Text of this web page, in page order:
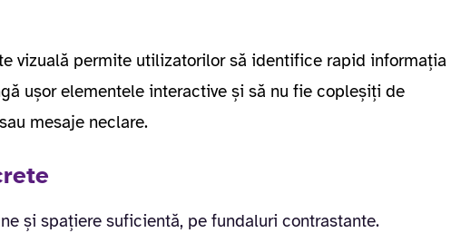
vizuală permite utilizatorilor să identifice rapid informația
ușor elementele interactive și să nu fie copleșiți de
mesaje neclare.
și spațiere suficientă, pe fundaluri contrastante.